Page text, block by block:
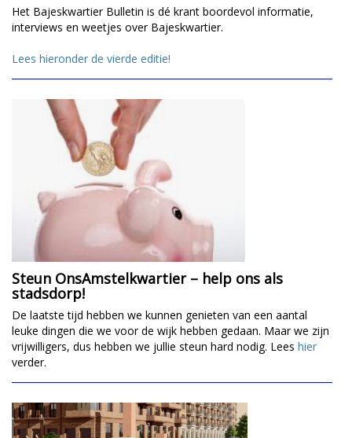
Het Bajeskwartier Bulletin is dé krant boordevol informatie,
interviews en weetjes over Bajeskwartier.
Lees hieronder de vierde editie!
Steun OnsAmstelkwartier – help ons als
stadsdorp!
De laatste tijd hebben we kunnen genieten van een aantal
leuke dingen die we voor de wijk hebben gedaan. Maar we zijn
vrijwilligers, dus hebben we jullie steun hard nodig. Lees hier
verder.